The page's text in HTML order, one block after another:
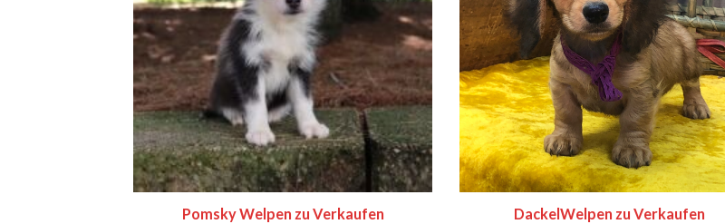
Pomsky Welpen zu Verkaufen DackelWelpen zu Verkaufen